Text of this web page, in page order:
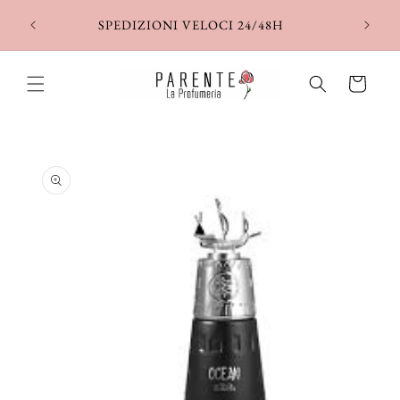
direttamente
SPEDIZIONI VELOCI 24/48H
Carrello
informazioni
sul prodotto